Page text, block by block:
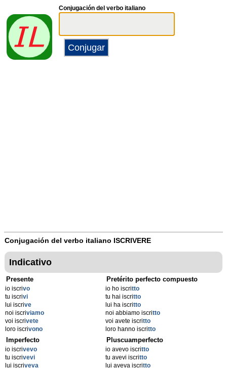
Conjugación del verbo italiano
Conjugación del verbo italiano ISCRIVERE
Indicativo
Presente
io iscrivo
tu iscrivi
lui iscrive
noi iscriviamo
voi iscrivete
loro iscrivono
Pretérito perfecto compuesto
io ho iscritto
tu hai iscritto
lui ha iscritto
noi abbiamo iscritto
voi avete iscritto
loro hanno iscritto
Imperfecto
io iscrivevo
tu iscrivevi
lui iscriveva
Pluscuamperfecto
io avevo iscritto
tu avevi iscritto
lui aveva iscritto